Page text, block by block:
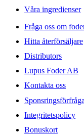
Våra ingredienser
Fråga oss om
Hitta återförsäljare
Distributors
Lupus Foder AB
Kontakta oss
Integritetspolicy
Bonuskort